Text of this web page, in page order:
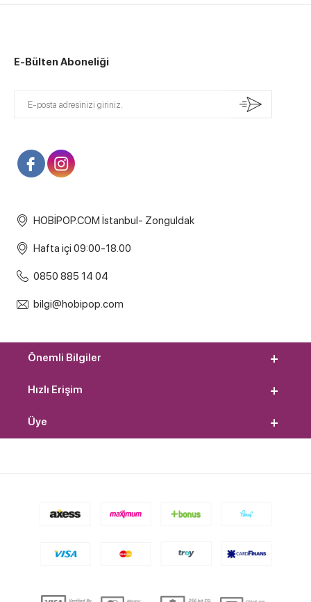
E-Bülten Aboneliği
HOBİPOP.COM İstanbul- Zonguldak
Hafta içi 09:00-18.00
0850 885 14 04
bilgi@hobipop.com
Önemli Bilgiler
Hızlı Erişim
Üye